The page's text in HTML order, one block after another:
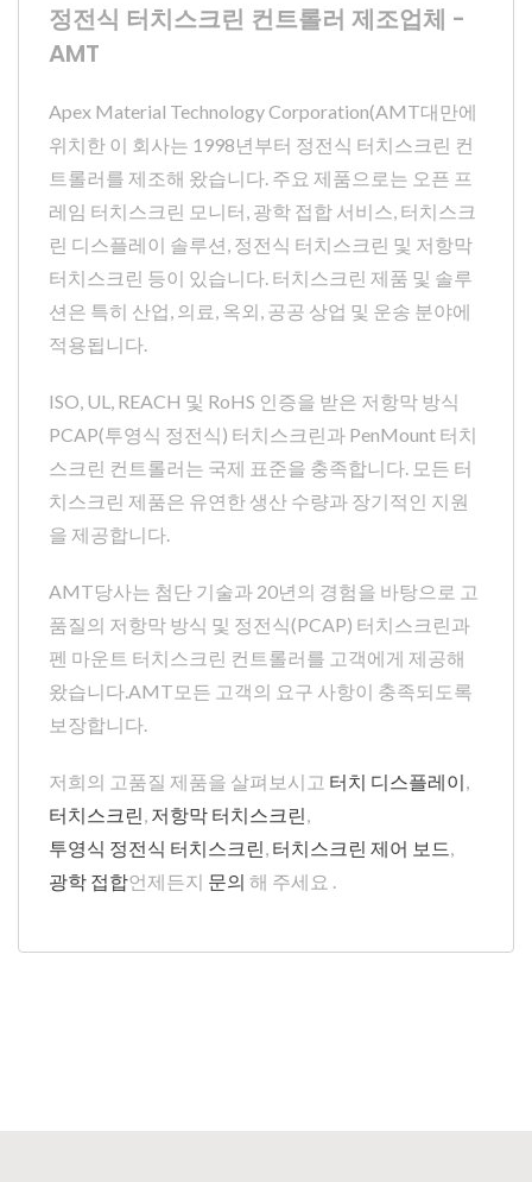
정전식 터치스크린 컨트롤러 제조업체 -
AMT
Apex Material Technology Corporation(AMT대만에
위치한 이 회사는 1998년부터 정전식 터치스크린 컨
트롤러를 제조해 왔습니다. 주요 제품으로는 오픈 프
레임 터치스크린 모니터, 광학 접합 서비스, 터치스크
린 디스플레이 솔루션, 정전식 터치스크린 및 저항막
터치스크린 등이 있습니다. 터치스크린 제품 및 솔루
션은 특히 산업, 의료, 옥외, 공공 상업 및 운송 분야에
적용됩니다.
ISO, UL, REACH 및 RoHS 인증을 받은 저항막 방식
PCAP(투영식 정전식) 터치스크린과 PenMount 터치
스크린 컨트롤러는 국제 표준을 충족합니다. 모든 터
치스크린 제품은 유연한 생산 수량과 장기적인 지원
을 제공합니다.
AMT당사는 첨단 기술과 20년의 경험을 바탕으로 고
품질의 저항막 방식 및 정전식(PCAP) 터치스크린과
펜 마운트 터치스크린 컨트롤러를 고객에게 제공해
왔습니다.AMT모든 고객의 요구 사항이 충족되도록
보장합니다.
저희의 고품질 제품을 살펴보시고 터치 디스플레이
터치스크린 저항막 터치스크린
투영식 정전식 터치스크린 터치스크린 제어 보드
광학 접합언제든지 문의 해 주세요 .